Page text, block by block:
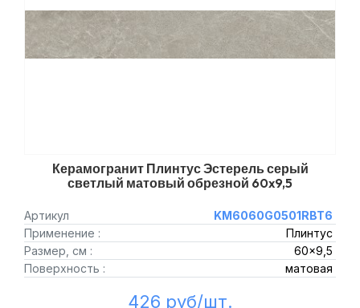
Керамогранит Плинтус Эстерель серый
светлый матовый обрезной 60x9,5
Артикул
KM6060G0501RBT6
Применение :
Плинтус
Размер, см :
60x9,5
Поверхность :
матовая
426 руб/шт.